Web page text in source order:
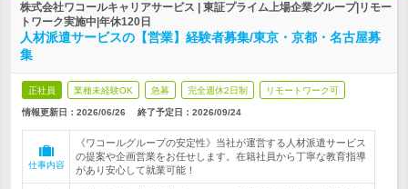
株式会社ワコールキャリアサービス | 東証プライム上場企業グループ|リモー
トワーク実施中|年休120日
人材派遣サービスの【営業】経験者募集/東京・京都・名古屋募
集
正社員 業種未経験OK 急募 完全週休2日制 リモートワーク可
情報更新日：2026/06/26 終了予定日： 2026/09/24
仕事内容
《ワコールグループの安定性》当社が運営する人材派遣サービス
の提案や企画営業をお任せします。在籍社員から丁寧な教育指導
があり安心して就業可能！